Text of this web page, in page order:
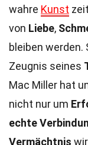
wahre Kunst
von Liebe,
bleiben werden.
Zeugnis seines
Mac Miller hat
nicht nur um
echte
Vermächtnis